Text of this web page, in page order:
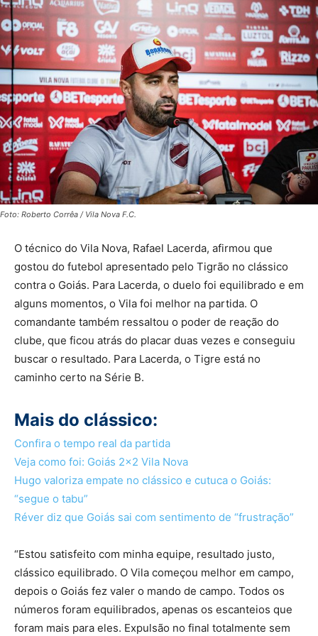
Foto: Roberto Corrêa / Vila Nova F.C.
O técnico do Vila Nova, Rafael Lacerda, afirmou que
gostou do futebol apresentado pelo Tigrão no clássico
contra o Goiás. Para Lacerda, o duelo foi equilibrado e em
alguns momentos, o Vila foi melhor na partida. O
comandante também ressaltou o poder de reação do
clube, que ficou atrás do placar duas vezes e conseguiu
buscar o resultado. Para Lacerda, o Tigre está no
caminho certo na Série B.
Mais do clássico:
Confira o tempo real da partida
Veja como foi: Goiás 2×2 Vila Nova
Hugo valoriza empate no clássico e cutuca o Goiás:
“segue o tabu”
Réver diz que Goiás sai com sentimento de “frustração”
“Estou satisfeito com minha equipe, resultado justo,
clássico equilibrado. O Vila começou melhor em campo,
depois o Goiás fez valer o mando de campo. Todos os
números foram equilibrados, apenas os escanteios que
foram mais para eles. Expulsão no final totalmente sem